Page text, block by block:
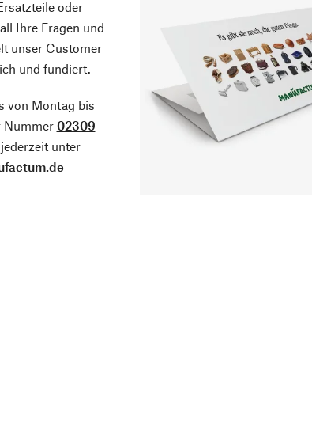
oder
Ihre Fragen und
unser Customer
und fundiert.
von Montag bis
Nummer 02309
unter